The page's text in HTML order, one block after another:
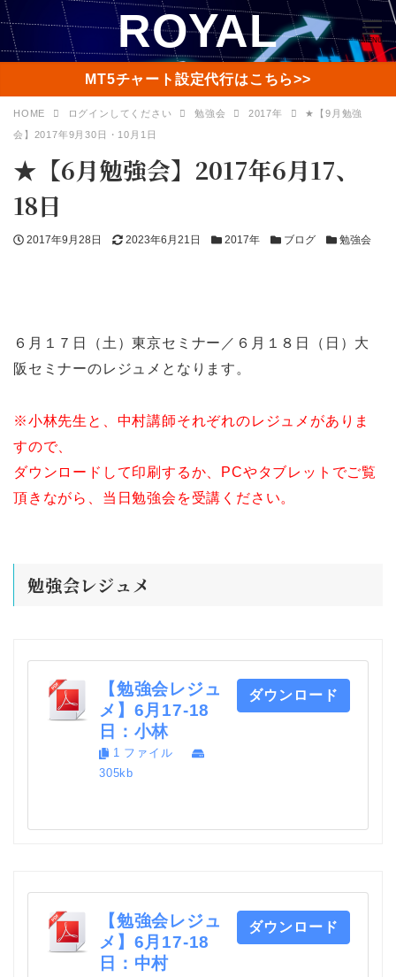
ROYAL MENU
MT5チャート設定代行はこちら>>
HOME ログインしてください 勉強会 2017年
★【9月勉強
会】2017年9月30日・10月1日
★【6月勉強会】2017年6月17、
18日
投
2017年9月28日
更
2023年6月21日
カ 2017年
カ ブログ
カ 勉強会
６月１７日（土）東京セミナー／６月１８日（日）大
阪セミナーのレジュメとなります。
※小林先生と、中村講師それぞれのレジュメがありま
すので、
ダウンロードして印刷するか、PCやタブレットでご覧
頂きながら、当日勉強会を受講ください。
勉強会レジュメ
【勉強会レジュ
メ】6月17-18
日：小林
1 ファイル
305kb
ダウンロード
【勉強会レジュ
メ】6月17-18
日：中村
ダウンロード